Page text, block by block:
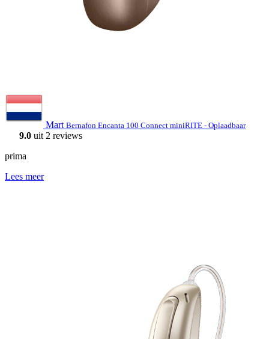
Mart Bernafon Encanta 100 Connect miniRITE - Oplaadbaar
9.0 uit 2 reviews
prima
Lees meer